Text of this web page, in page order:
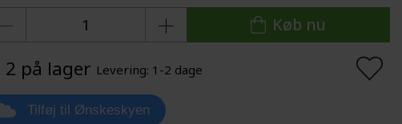
Køb nu
2 på lager Levering: 1-2 dage
Tilføj til Ønskeskyen